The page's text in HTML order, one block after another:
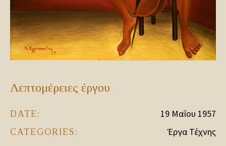
Λεπτομέρειες έργου
DATE: 19 Μαΐου 1957
CATEGORIES: Έργα Τέχνης